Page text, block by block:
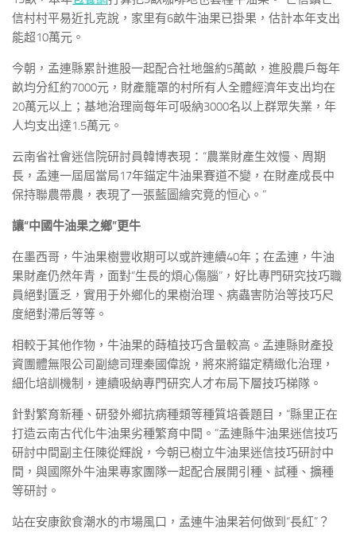
信村村平易近扎克說，家里有6畝牛油果已掛果，估計本年支出
能超10萬元。
今朝，孟連縣累計進股一起配合社地盤約5萬畝，進股農戶每年
畝均分紅約7000元，財產籠罩的村所有人全體經濟年支出均在
20萬元以上；基地治理崗每年可吸納3000名以上群眾失業，年
人均支出達1.5萬元。
云南省社會迷信院研討員韓博表現：“農業財產生效慢、周期
長，孟連一屆屆當局17年錨定牛油果賽道不變，在財產成長中
保持聯農帶農，表現了一張藍圖繪究竟的恒心。”
讓“中國牛油果之鄉”更牛
在墨西哥，牛油果樹豐收期可以或許連續40年；在孟連，牛油
果財產仍然年青，面對“生長的煩心傷腦”，好比專門研究技巧職
員絕對匱乏，實用于外鄉化的果樹治理、病蟲害防治等技巧尺
度絕對滯后等等。
相較于其他作物，牛油果的蒔植技巧含量較高。孟連縣財產投
資團體無限公司副總司理秦國偉說，將來將錨定精緻化治理，
細化培訓機制，連續吸納專門研究人才布局下層技巧梯隊。
針對繁育新種、研發外鄉抗病種類等種質培養題目，“縣里正在
打造云南古代化牛油果劣種繁育中間。”孟連縣牛油果迷信技巧
研討中間副主任陳從輝說，今朝已樹立牛油果迷信技巧研討中
間，與國際外牛油果專家團隊一起配合展開引種、試種、擴種
等研討。
站在安康飲食潮水的市場風口，孟連牛油果若何做到“長紅”？